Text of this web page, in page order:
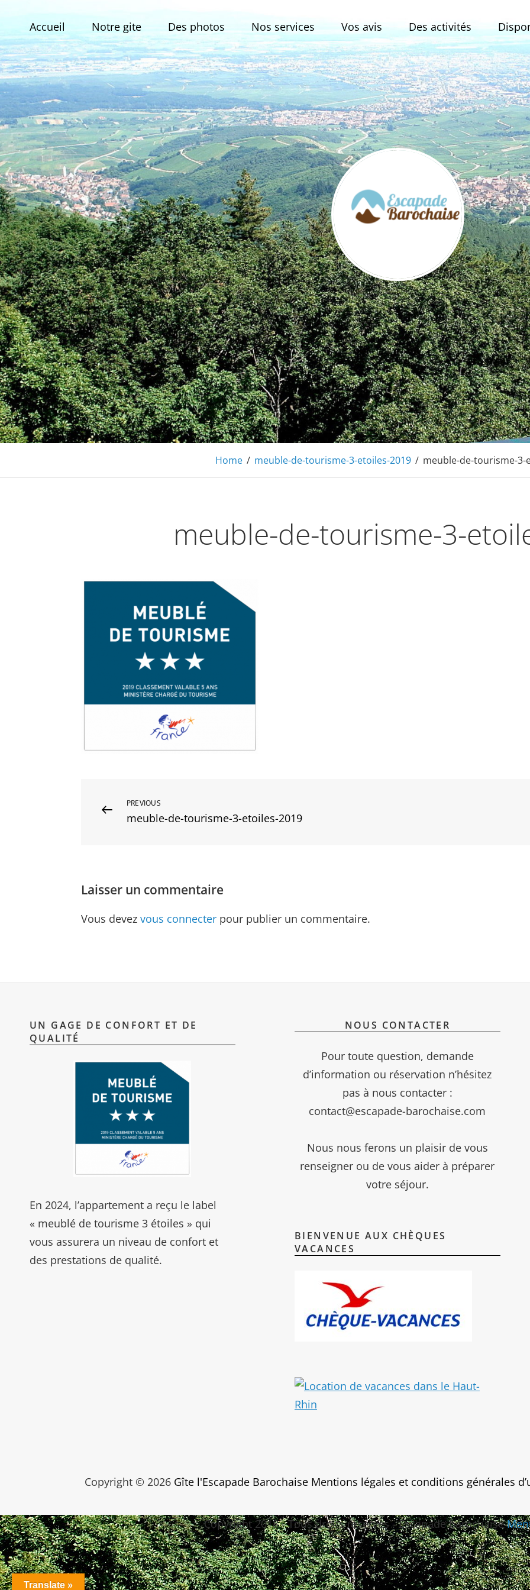
content
Accueil Notre gite Des photos Nos services Vos avis Des activités
Gîte l'Escapade Barochaise
S'évader en famille entre vignobles et montagnes, en Alsace à 20mn de Colmar
Home / meuble-de-tourisme-3-etoiles-2019 / meuble-de-tourisme-3-
meuble-de-tourisme-3-
Navigation
Previous
Post
PREVIOUS
meuble-de-tourisme-3-etoiles-2019
Laisser un commentaire
Vous devez vous connecter pour publier un commentaire.
UN GAGE DE CONFORT ET DE
QUALITÉ
En 2024, l’appartement a reçu le label
« meublé de tourisme 3 étoiles » qui
vous assurera un niveau de confort et
des prestations de qualité.
NOUS CONTACTER
Pour toute question, demande
d’information ou réservation n’hésitez
pas à nous contacter :
contact@escapade-barochaise.com
Nous nous ferons un plaisir de vous
renseigner ou de vous aider à préparer
votre séjour.
BIENVENUE AUX CHÈQUES
VACANCES
Copyright © 2026 Gîte l'Escapade Barochaise Mentions légales et conditions générales
Translate »
Copyright 2018 - Tous droits réservés - Escapade barochaise